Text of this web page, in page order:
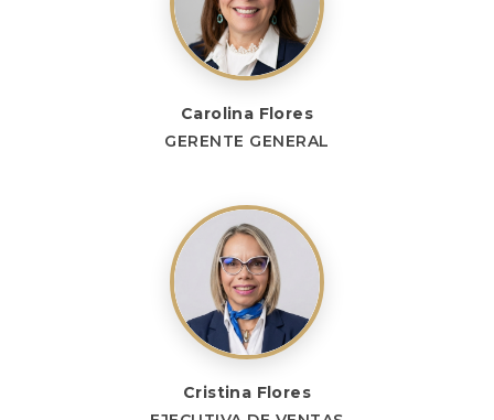
Carolina Flores
GERENTE GENERAL
Cristina Flores